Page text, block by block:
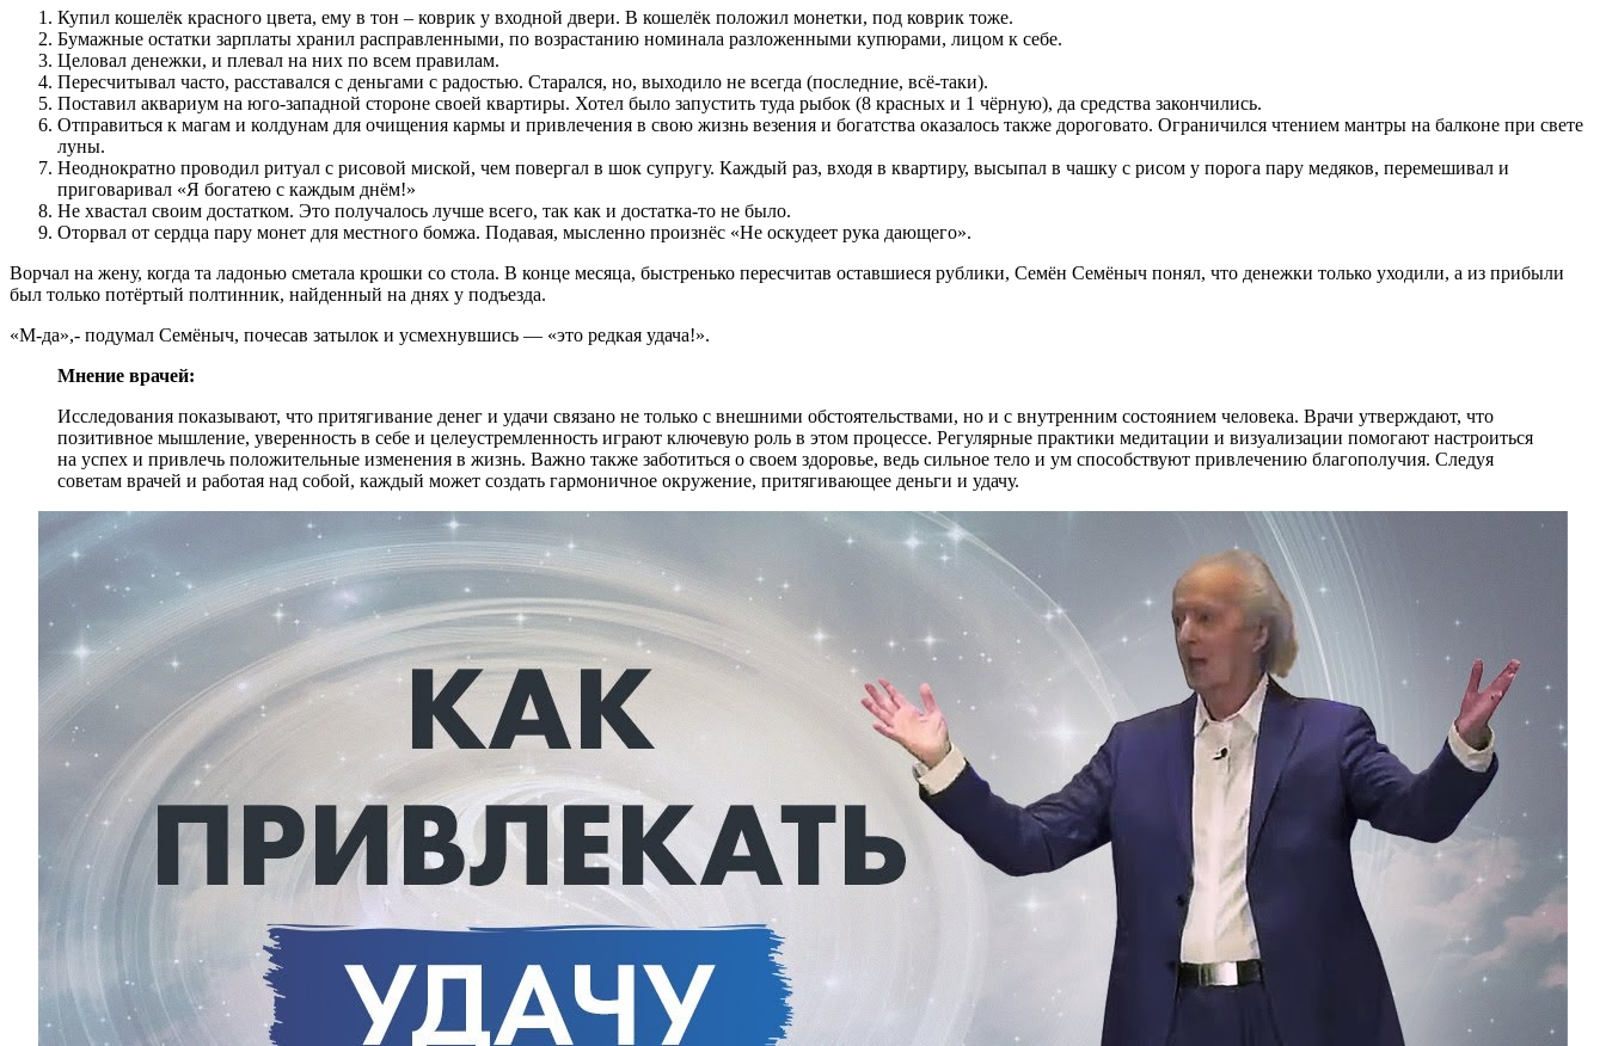
Купил кошелёк красного цвета, ему в тон – коврик у входной двери. В кошелёк положил монетки, под коврик тоже.
Бумажные остатки зарплаты хранил расправленными, по возрастанию номинала разложенными купюрами, лицом к себе.
Целовал денежки, и плевал на них по всем правилам.
Пересчитывал часто, расставался с деньгами с радостью. Старался, но, выходило не всегда (последние, всё-таки).
Поставил аквариум на юго-западной стороне своей квартиры. Хотел было запустить туда рыбок (8 красных и 1 чёрную), да средства закончились.
Отправиться к магам и колдунам для очищения кармы и привлечения в свою жизнь везения и богатства оказалось также дороговато. Ограничился чтением мантры на балконе при свете
луны.
Неоднократно проводил ритуал с рисовой миской, чем повергал в шок супругу. Каждый раз, входя в квартиру, высыпал в чашку с рисом у порога пару медяков, перемешивал и
приговаривал «Я богатею с каждым днём!»
Не хвастал своим достатком. Это получалось лучше всего, так как и достатка-то не было.
Оторвал от сердца пару монет для местного бомжа. Подавая, мысленно произнёс «Не оскудеет рука дающего».
Ворчал на жену, когда та ладонью сметала крошки со стола. В конце месяца, быстренько пересчитав оставшиеся рублики, Семён Семёныч понял, что денежки только уходили, а из прибыли
был только потёртый полтинник, найденный на днях у подъезда.
«М-да»,- подумал Семёныч, почесав затылок и усмехнувшись — «это редкая удача!».
Мнение врачей:
Исследования показывают, что притягивание денег и удачи связано не только с внешними обстоятельствами, но и с внутренним состоянием человека. Врачи утверждают, что
позитивное мышление, уверенность в себе и целеустремленность играют ключевую роль в этом процессе. Регулярные практики медитации и визуализации помогают настроиться
на успех и привлечь положительные изменения в жизнь. Важно также заботиться о своем здоровье, ведь сильное тело и ум способствуют привлечению благополучия. Следуя
советам врачей и работая над собой, каждый может создать гармоничное окружение, притягивающее деньги и удачу.